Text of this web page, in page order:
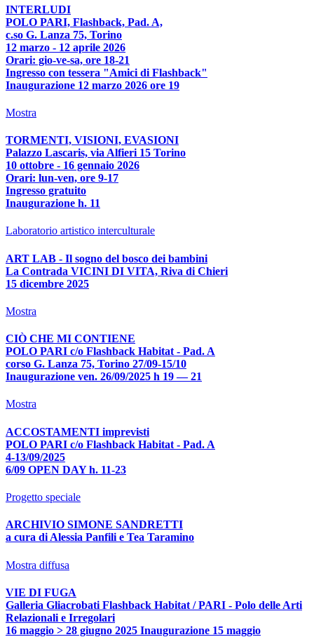
INTERLUDI
POLO PARI, Flashback, Pad. A,
c.so G. Lanza 75, Torino
12 marzo - 12 aprile 2026
Orari: gio-ve-sa, ore 18-21
Ingresso con tessera "Amici di Flashback"
Inaugurazione 12 marzo 2026 ore 19
Mostra
TORMENTI, VISIONI, EVASIONI
Palazzo Lascaris, via Alfieri 15 Torino
10 ottobre - 16 gennaio 2026
Orari: lun-ven, ore 9-17
Ingresso gratuito
Inaugurazione h. 11
Laboratorio artistico interculturale
ART LAB - Il sogno del bosco dei bambini
La Contrada VICINI DI VITA, Riva di Chieri
15 dicembre 2025
Mostra
CIÒ CHE MI CONTIENE
POLO PARI c/o Flashback Habitat - Pad. A
corso G. Lanza 75, Torino 27/09-15/10
Inaugurazione ven. 26/09/2025 h 19 — 21
Mostra
ACCOSTAMENTI imprevisti
POLO PARI c/o Flashback Habitat - Pad. A
4-13/09/2025
6/09 OPEN DAY h. 11-23
Progetto speciale
ARCHIVIO SIMONE SANDRETTI
a cura di Alessia Panfili e Tea Taramino
Mostra diffusa
VIE DI FUGA
Galleria Gliacrobati Flashback Habitat / PARI - Polo delle Arti
Relazionali e Irregolari
16 maggio > 28 giugno 2025 Inaugurazione 15 maggio